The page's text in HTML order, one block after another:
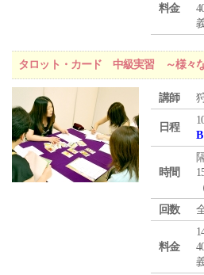
料金
タロット・カード 中級実習 ～様々
講師
日程
時間
回数
料金